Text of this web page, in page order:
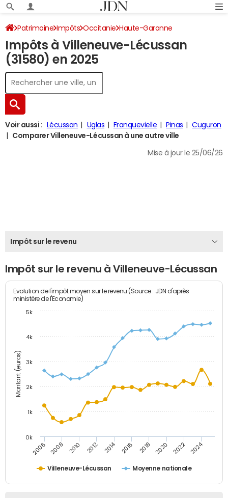
Patrimoine Impôts Occitanie Haute-Garonne
Villeneuve-Lécussan Impôt sur le revenu
Impôts à Villeneuve-Lécussan
(31580) en 2025
Voir aussi : Lécussan Uglas Franquevielle Pinas
Cuguron
Comparer Villeneuve-Lécussan à une autre ville
Mise à jour le 25/06/26
Impôt sur le revenu
Impôt sur le revenu à Villeneuve-Lécussan
Montant (euros)
Evolution de l'impôt moyen sur le revenu (Source : JDN d'après
ministère de l'Economie)
Villeneuve-Lécussan Moyenne nationale
2006 2008 2010 2012 2014 2016 2018 2020 2022 2024
0k
1k
2k
3k
4k
5k